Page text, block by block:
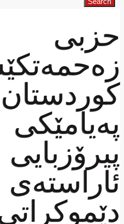
حزبی
کوردستان
پەیامێکی
پیرۆزبایی